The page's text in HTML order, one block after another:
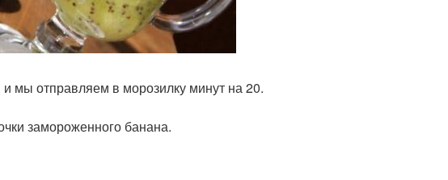
мы отправляем в морозилку минут на 20.
замороженного банана.